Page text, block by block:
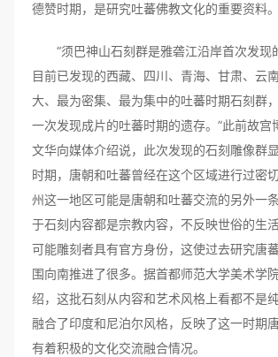
德赞时期，是研究吐蕃佛教文化的重要资料。
“须巴神山石刻群是雅砻江沿岸首次发现
目前已发现的西藏、四川、青海、甘肃、云
大、最为密集、最为集中的吐蕃时期石刻群
一次发现成片的吐蕃时期的遗存。”此前故宫
文华向媒体介绍说，此次发现的石刻雕像群
时期，唐朝和吐蕃曾经在这个区域进行过密
州这一地区可能是唐朝和吐蕃交流的另外一
于石刻内容都是宗教内容，不反映世俗的生
可能雕刻者具有官方身份，这使过去研究唐
围向南推进了很多。据首都师范大学美术学
绍，这批石刻从内容和艺术风格上看都不是
融合了印度和尼泊尔风格，反映了这一时期
有着积极的文化交流融合情况。